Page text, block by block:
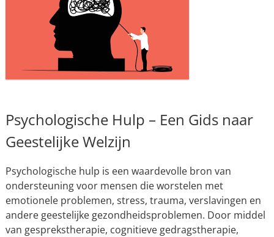
Psychologische Hulp – Een Gids naar
Geestelijke Welzijn
Psychologische hulp is een waardevolle bron van
ondersteuning voor mensen die worstelen met
emotionele problemen, stress, trauma, verslavingen en
andere geestelijke gezondheidsproblemen. Door middel
van gesprekstherapie, cognitieve gedragstherapie,